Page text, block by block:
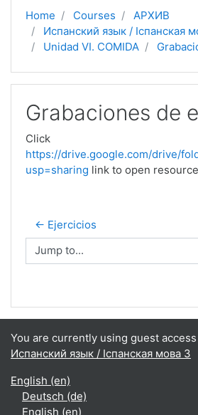
Home Courses
АРХИВ
Испанский язык / Іспанская
Unidad VI. COMIDA
Grabaciones de
Click
https://drive.google.com/drive/
usp=sharing link to open
← Ejercicios
Jump to...
You are currently using guest
Испанский язык / Іспанская мова 3
English ‎(en)‎
Deutsch ‎(de)‎
English ‎(en)‎